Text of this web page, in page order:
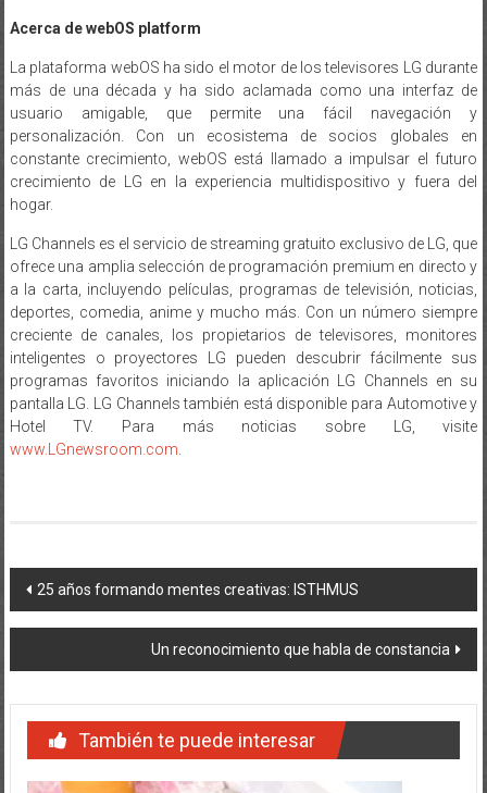
Acerca de webOS platform
La plataforma webOS ha sido el motor de los televisores LG durante
más de una década y ha sido aclamada como una interfaz de
usuario amigable, que permite una fácil navegación y
personalización. Con un ecosistema de socios globales en
constante crecimiento, webOS está llamado a impulsar el futuro
crecimiento de LG en la experiencia multidispositivo y fuera del
hogar.
LG Channels es el servicio de streaming gratuito exclusivo de LG, que
ofrece una amplia selección de programación premium en directo y
a la carta, incluyendo películas, programas de televisión, noticias,
deportes, comedia, anime y mucho más. Con un número siempre
creciente de canales, los propietarios de televisores, monitores
inteligentes o proyectores LG pueden descubrir fácilmente sus
programas favoritos iniciando la aplicación LG Channels en su
pantalla LG. LG Channels también está disponible para Automotive y
Hotel TV. Para más noticias sobre LG, visite
www.LGnewsroom.com
Navegación
de
entradas
25 años formando mentes creativas: ISTHMUS
Un reconocimiento que habla de constancia
También te puede interesar